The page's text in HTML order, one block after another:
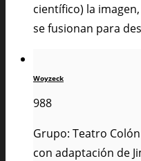
científico) la
se fusionan para
Woyzeck
988
Grupo: Teatro
con adaptación de